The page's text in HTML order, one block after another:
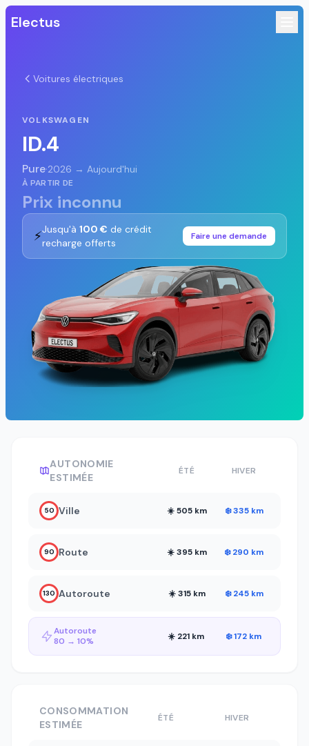
Electus
Voitures électriques
VOLKSWAGEN
ID.4
Pure·2026 → Aujourd'hui
À PARTIR DE
Prix inconnu
⚡Jusqu'à 100 € de crédit
recharge offerts
Faire une demande
AUTONOMIE
ESTIMÉE
ÉTÉ HIVER
50 Ville ☀️ 505 km ❄️ 335 km
90 Route ☀️ 395 km ❄️ 290 km
130 Autoroute ☀️ 315 km ❄️ 245 km
Autoroute
80 → 10%
☀️ 221 km ❄️ 172 km
CONSOMMATION
ESTIMÉE
ÉTÉ HIVER